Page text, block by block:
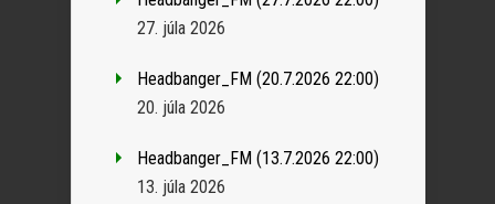
27. júla 2026
Headbanger_FM (20.7.2026 22:00)
20. júla 2026
Headbanger_FM (13.7.2026 22:00)
13. júla 2026